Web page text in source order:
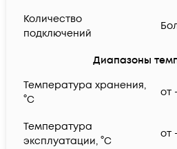
Количество
подключений
Диапазоны
Температура хранения,
°C
от
Температура
эксплуатации, °C
от